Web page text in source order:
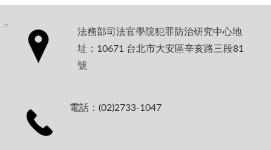
:::
法務部司法官學院犯罪防治研究中心地
址：10671 台北市大安區辛亥路三段81
號
電話：(02)2733-1047